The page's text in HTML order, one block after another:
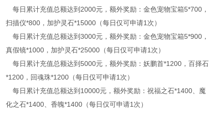
每日累计充值总额达到2000元，额外奖励：金色宠物宝箱5*700，
扫描仪*800，加护灵石*15000（每日仅可申请1次）
每日累计充值总额达到3000元，额外奖励：金色宠物宝箱5*900，
真假镜*1000，加护灵石*25000（每日仅可申请1次）
每日累计充值总额达到5000元，额外奖励：妖鹏首*1200，百择石
*1200，回魂珠*1200（每日仅可申请1次）
每日累计充值总额达到10000元，额外奖励：祝福之石*1400、魔
化之石*1400、香魄*1400（每日仅可申请1次）